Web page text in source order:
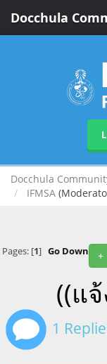
Docchula
Docchula
IFMSA
+
Pages: [1] Go Down
((แ
1